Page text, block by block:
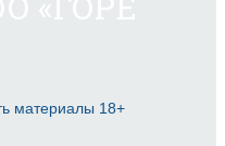
материалы 18+